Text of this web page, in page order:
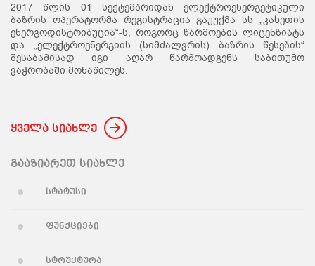
2017 წლის 01 სექტემბრიდან ელექტროენერგეტიკული
ბაზრის ოპერატორმა რეგისტრაცია გაუუქმა სს „კახეთის
ენერგოდისტრიბუცია“-ს, როგორც წარმოების ლიცენზიატს
და „ელექტროენერგიის (სიმძალვრის) ბაზრის წესების“
შესაბამისად იგი აღარ წარმოადგენს საბითუმო
ვაჭრობაში მონაწილეს.
ყველა სიახლე
გააზიარეთ სიახლე
სტატუსი
ფუნქციები
სტრუქტურა